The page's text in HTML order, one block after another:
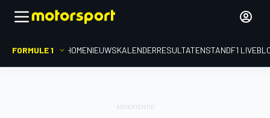
FORMULE 1 HOMENIEUWSKALENDERRESULTATENSTANDF1